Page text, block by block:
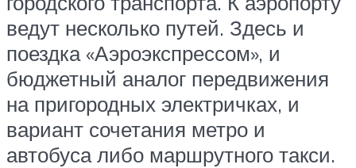
ведут несколько путей. Здесь и
поездка «Аэроэкспрессом», и
бюджетный аналог передвижения
на пригородных электричках, и
вариант сочетания метро и
автобуса либо маршрутного такси.